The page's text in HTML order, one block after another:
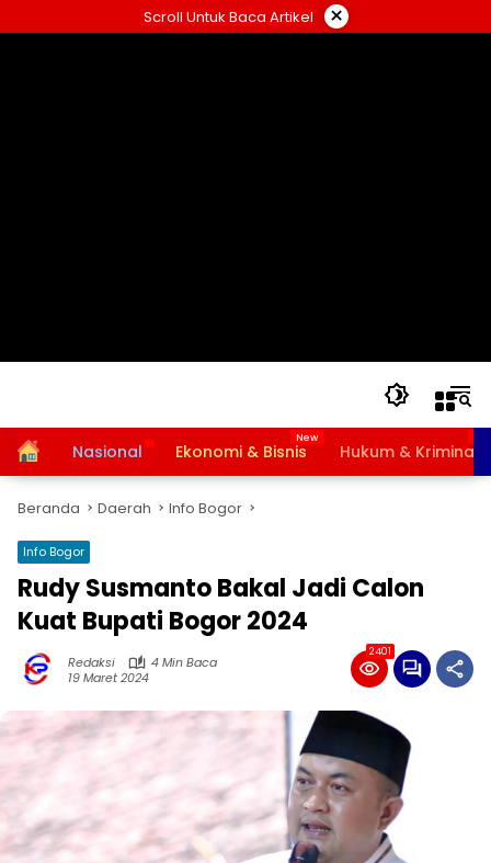
ke
Scroll Untuk Baca Artikel ×
HomeNasional Ekonomi & Bisnis Hukum & Kriminal
Beranda Daerah Info Bogor
Info Bogor
Rudy Susmanto Bakal Jadi Calon
Kuat Bupati Bogor 2024
Redaksi
4 Min Baca
19 Maret 2024
2401